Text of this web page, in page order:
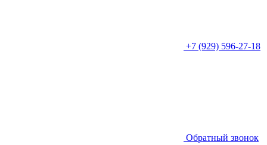
+7 (929) 596-27-18
Обратный звонок